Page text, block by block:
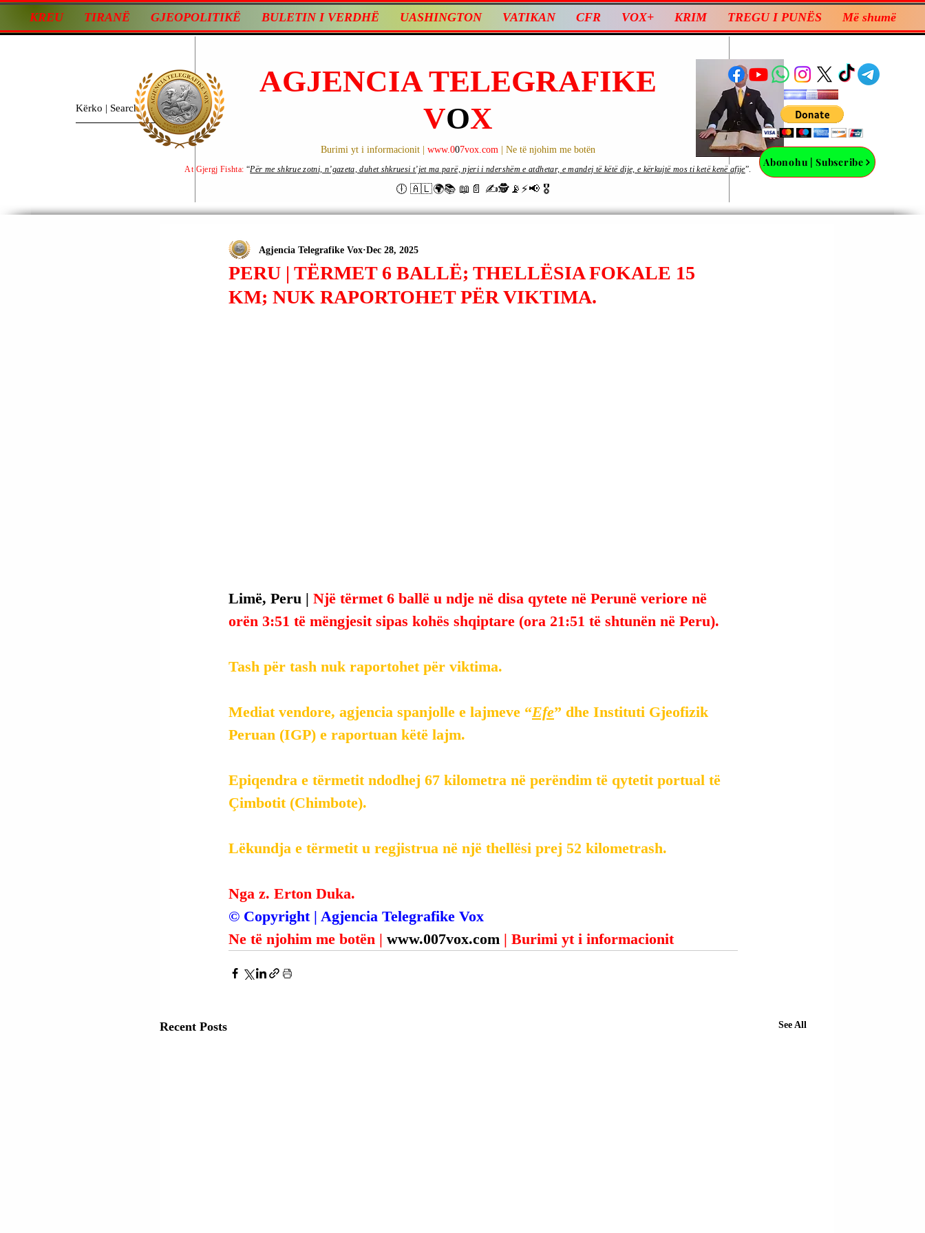
KREU TIRANË GJEOPOLITIKË BULETIN I VERDHË UASHINGTON VATIKAN CFR VOX+ KRIM TREGU I PUNËS Më shumë
AGJENCIA TELEGRAFIKE
VOX
Burimi yt i informacionit | www.007vox.com | Ne të njohim me botën
🕕 🇦🇱🌍📚 📖📄 ✍🕵️📡⚡️📢 🎖
Abonohu | Subscribe
At Gjergj Fishta: “Për me shkrue zotni, n’gazeta, duhet shkruesi t’jet ma parë, njeri i ndershëm e atdhetar, e mandej të këtë dije, e kërkujtë mos ti ketë kenë afije”.
PERU | TËRMET 6 BALLË; THELLËSIA FOKALE 15
KM; NUK RAPORTOHET PËR VIKTIMA.
Agjencia Telegrafike Vox Dec 28, 2025
Limë, Peru | Një tërmet 6 ballë u ndje në disa qytete në Perunë veriore në
orën 3:51 të mëngjesit sipas kohës shqiptare (ora 21:51 të shtunën në Peru).
Tash për tash nuk raportohet për viktima.
Mediat vendore, agjencia spanjolle e lajmeve “Efe” dhe Instituti Gjeofizik
Peruan (IGP) e raportuan këtë lajm.
Epiqendra e tërmetit ndodhej 67 kilometra në perëndim të qytetit portual të
Çimbotit (Chimbote).
Lëkundja e tërmetit u regjistrua në një thellësi prej 52 kilometrash.
Nga z. Erton Duka.
© Copyright | Agjencia Telegrafike Vox
Ne të njohim me botën | www.007vox.com | Burimi yt i informacionit
Recent Posts See All